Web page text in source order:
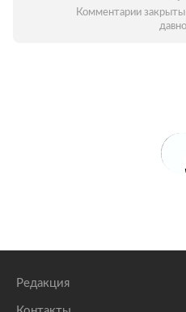
Комментарии закрыты
Редакция